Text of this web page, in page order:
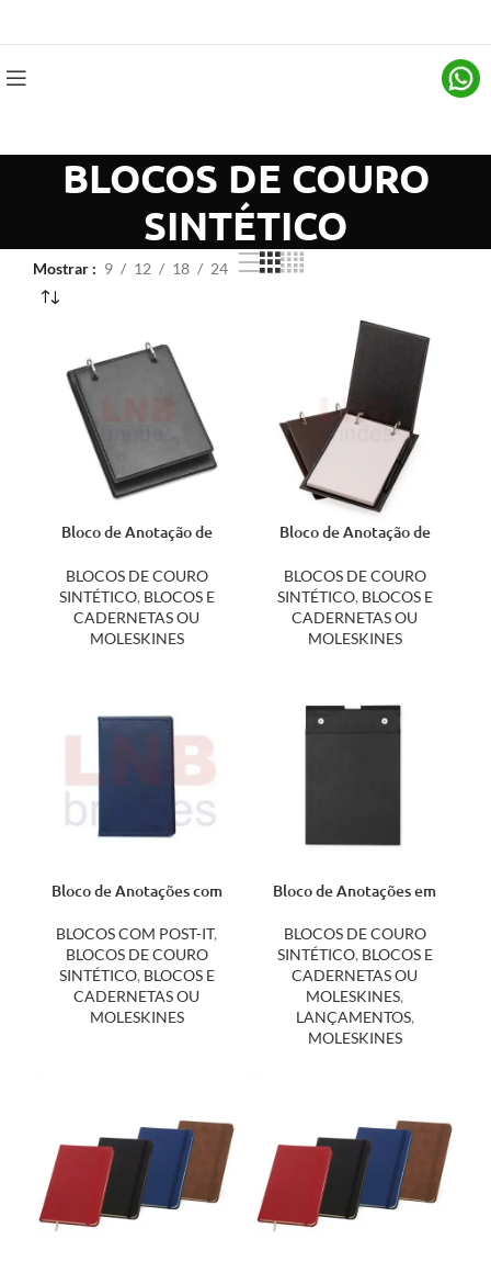
BLOCOS DE COURO
SINTÉTICO
Mostrar 9 12 18 24
Bloco de Anotação de
BLOCOS DE COURO
SINTÉTICO, BLOCOS E
CADERNETAS OU
MOLESKINES
Bloco de Anotação de
BLOCOS DE COURO
SINTÉTICO, BLOCOS E
CADERNETAS OU
MOLESKINES
Bloco de Anotações com
BLOCOS COM POST-IT,
BLOCOS DE COURO
SINTÉTICO, BLOCOS E
CADERNETAS OU
MOLESKINES
Bloco de Anotações em
Caneta 14911
BLOCOS DE COURO
SINTÉTICO, BLOCOS E
CADERNETAS OU
MOLESKINES,
LANÇAMENTOS,
MOLESKINES